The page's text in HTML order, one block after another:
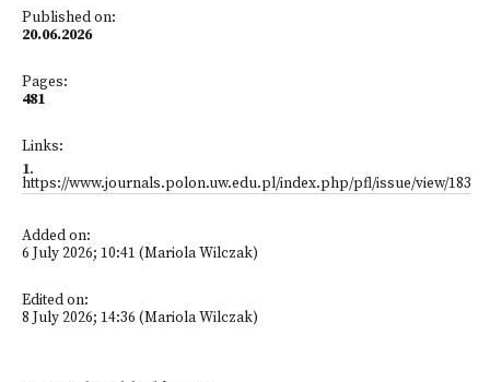
Published on:
20.06.2026
Pages:
481
Links:
1.
https://www.journals.polon.uw.edu.pl/index.php/pfl/issue/view/183
Added on:
6 July 2026; 10:41 (Mariola Wilczak)
Edited on:
8 July 2026; 14:36 (Mariola Wilczak)